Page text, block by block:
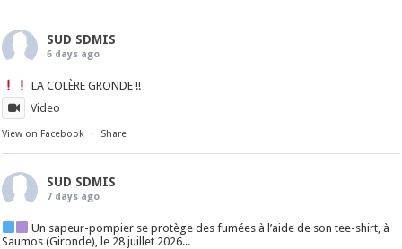
SUD SDMIS
6 days ago
LA COLÈRE GRONDE !!
Video
View on Facebook · Share
SUD SDMIS
7 days ago
Un sapeur-pompier se protège des fumées à l’aide de son tee-shirt, à
Saumos (Gironde), le 28 juillet 2026...